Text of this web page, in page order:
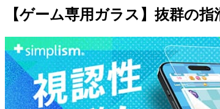
【ゲーム専用ガラス】抜群の